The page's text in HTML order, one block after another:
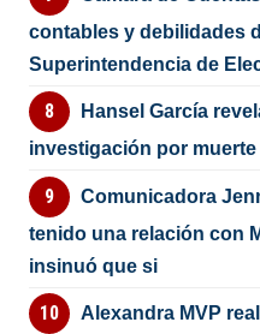
contables y debilidades
Superintendencia de
Hansel García
investigación por
Comunicadora
tenido una relación con
insinuó que si
Alexandra MVP